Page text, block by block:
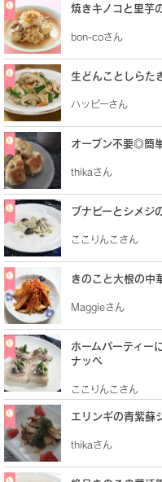
焼きキノコと里芋
bon-coさん
生どんことしらた
ハッピーさん
オーブン不要◎簡
thikaさん
ブナピーとシメジ
ここりんこさん
きのこと大根の中
Maggieさん
ホームパーティー
ナッペ
ここりんこさん
エリンギの青紫蘇
thikaさん